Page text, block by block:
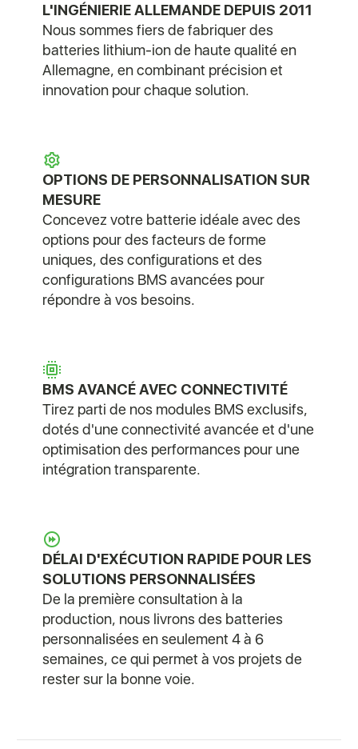
L'INGÉNIERIE ALLEMANDE DEPUIS 2011
Nous sommes fiers de fabriquer des
batteries lithium-ion de haute qualité en
Allemagne, en combinant précision et
innovation pour chaque solution.
OPTIONS DE PERSONNALISATION SUR
MESURE
Concevez votre batterie idéale avec des
options pour des facteurs de forme
uniques, des configurations et des
configurations BMS avancées pour
répondre à vos besoins.
BMS AVANCÉ AVEC CONNECTIVITÉ
Tirez parti de nos modules BMS exclusifs,
dotés d'une connectivité avancée et d'une
optimisation des performances pour une
intégration transparente.
DÉLAI D'EXÉCUTION RAPIDE POUR LES
SOLUTIONS PERSONNALISÉES
De la première consultation à la
production, nous livrons des batteries
personnalisées en seulement 4 à 6
semaines, ce qui permet à vos projets de
rester sur la bonne voie.